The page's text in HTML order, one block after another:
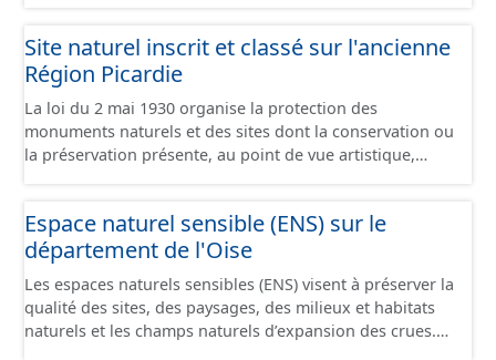
Site naturel inscrit et classé sur l'ancienne
Région Picardie
La loi du 2 mai 1930 organise la protection des
monuments naturels et des sites dont la conservation ou
la préservation présente, au point de vue artistique,
Les sites classés dont la valeur patrimoniale justifie une
politique rigoureuse de préservation. Toute modification
de leur aspect nécessite une autorisation préalable du
Ministre de l’Écologie, ou du Préfet de Département
après avis de la DREAL, de l’Architecte des Bâtiments de
France et, le plus souvent de la Commission
Espace naturel sensible (ENS) sur le
département de l'Oise
Les espaces naturels sensibles (ENS) visent à préserver la
qualité des sites, des paysages, des milieux et habitats
naturels et les champs naturels d’expansion des crues.